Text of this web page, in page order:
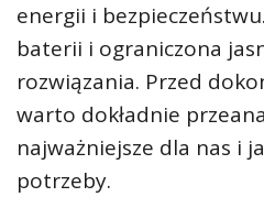
energii i
baterii i ograniczona
rozwiązania. Przed
warto dokładnie
najważniejsze dla nas i
potrzeby.